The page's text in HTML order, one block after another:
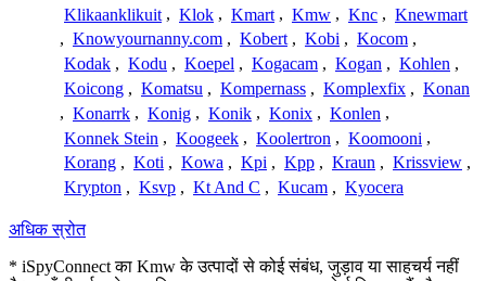
Klikaanklikuit , Klok , Kmart , Kmw , Knc , Knewmart
, Knowyournanny.com , Kobert , Kobi , Kocom ,
Kodak , Kodu , Koepel , Kogacam , Kogan , Kohlen ,
Koicong , Komatsu , Kompernass , Komplexfix , Konan
, Konarrk , Konig , Konik , Konix , Konlen ,
Konnek Stein , Koogeek , Koolertron , Koomooni ,
Korang , Koti , Kowa , Kpi , Kpp , Kraun , Krissview ,
Krypton , Ksvp , Kt And C , Kucam , Kyocera
अधिक स्रोत
* iSpyConnect का Kmw के उत्पादों से कोई संबंध, जुड़ाव या साहचर्य नहीं